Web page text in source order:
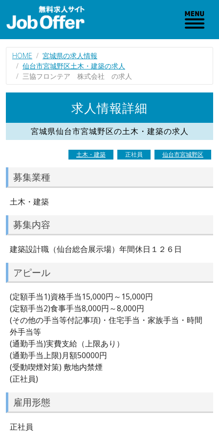
HOME
宮城県の求人情報
仙台市宮城野区土木・建築の求人
三協フロンテア 株式会社 の求人
求人情報詳細
宮城県仙台市宮城野区の土木・建築の求人
土木・建築 正社員 仙台市宮城野区
募集業種
土木・建築
募集内容
建築設計職（仙台総合展示場）年間休日１２６日
アピール
(定額手当1)資格手当15,000円～15,000円
(定額手当2)食事手当8,000円～8,000円
(その他の手当等付記事項)・住宅手当・家族手当・時間
外手当等
(通勤手当)実費支給（上限あり）
(通勤手当上限)月額50000円
(受動喫煙対策) 敷地内禁煙
(正社員)
雇用形態
正社員